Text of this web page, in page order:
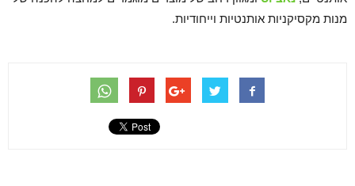
מנות מקסיקניות אותנטיות וייחודיות.